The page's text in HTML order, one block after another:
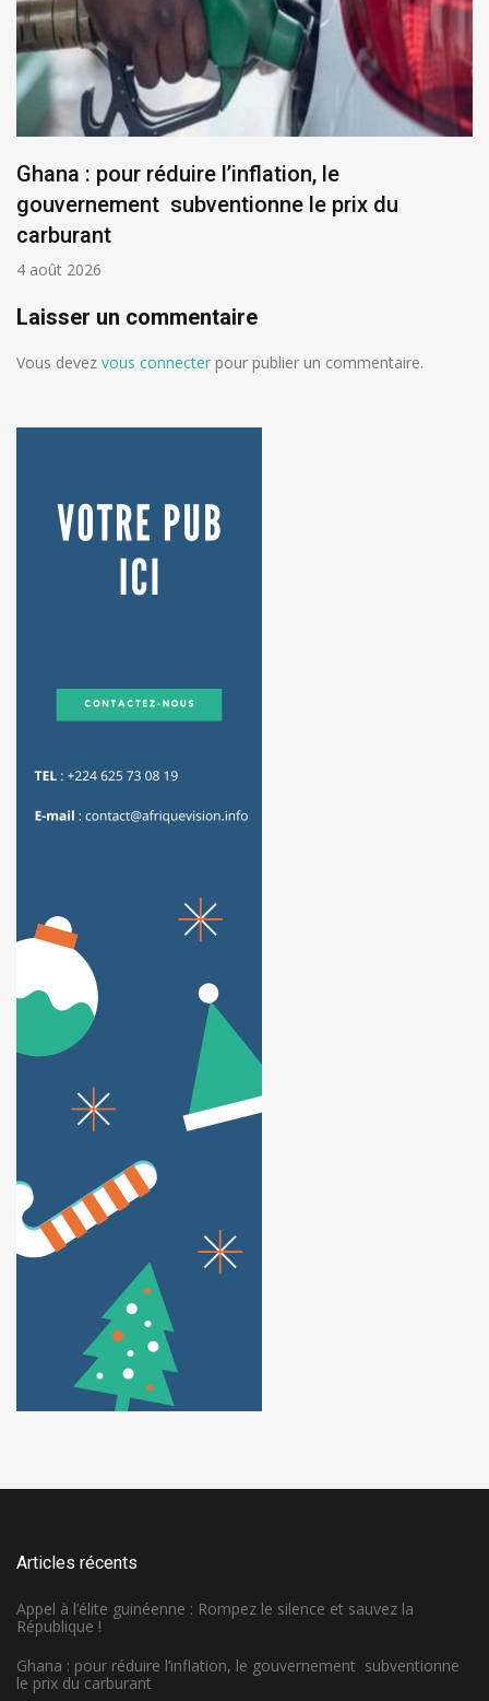
Ghana : pour réduire l’inflation, le
gouvernement subventionne le prix du
carburant
4 août 2026
Laisser un commentaire
Vous devez vous connecter pour publier un commentaire.
Articles récents
Appel à l’élite guinéenne : Rompez le silence et sauvez la
République !
Ghana : pour réduire l’inflation, le gouvernement subventionne
le prix du carburant